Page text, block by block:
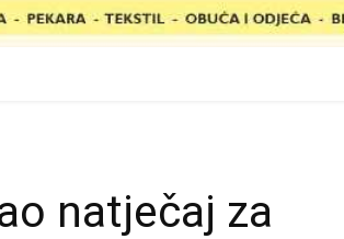
natječaj za